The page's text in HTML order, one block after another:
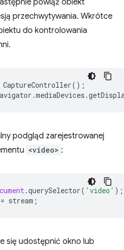
powiąż obiekt
przechwytywania. Wkrótce
do kontrolowania
CaptureController();
.mediaDevices .
podgląd zarejestrowanej
<video> :
.querySelector( 'video' );
= stream ;
się udostępnić okno lub